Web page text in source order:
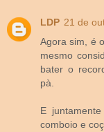
LDP 21 de
Agora sim, é
mesmo
bater o
pà.
E
comboio e